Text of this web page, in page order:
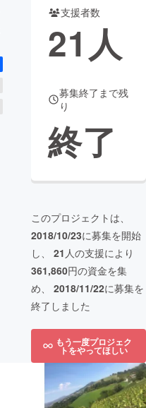
支援者数
21 人
募集終了まで残
り
終了
このプロジェクトは、
2018/10/23に募集を開始
し、 21 人の支援により
361,860円の資金を集
め、 2018/11/22に募集を
終了しました
もう一度プロジェク
トをやってほしい